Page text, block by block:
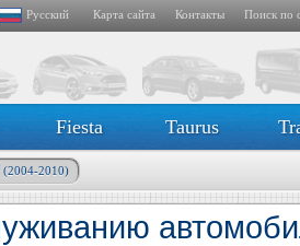
Русский Карта сайта Контакты Поиск по
Fiesta Taurus
(2004-2010)